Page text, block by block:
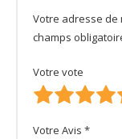
Votre adresse de
champs
Votre vote
Votre Avis *